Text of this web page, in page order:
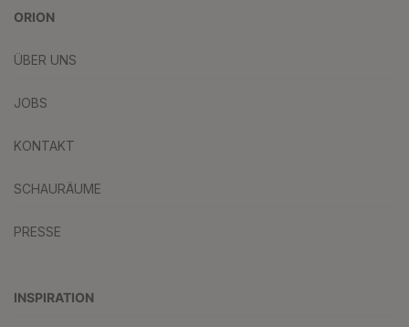
ORION
ÜBER UNS
JOBS
KONTAKT
SCHAURÄUME
PRESSE
INSPIRATION